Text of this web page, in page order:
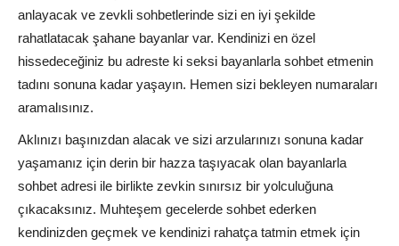
anlayacak ve zevkli sohbetlerinde sizi en iyi şekilde
rahatlatacak şahane bayanlar var. Kendinizi en özel
hissedeceğiniz bu adreste ki seksi bayanlarla sohbet etmenin
tadını sonuna kadar yaşayın. Hemen sizi bekleyen numaraları
aramalısınız.
Aklınızı başınızdan alacak ve sizi arzularınızı sonuna kadar
yaşamanız için derin bir hazza taşıyacak olan bayanlarla
sohbet adresi ile birlikte zevkin sınırsız bir yolculuğuna
çıkacaksınız. Muhteşem gecelerde sohbet ederken
kendinizden geçmek ve kendinizi rahatça tatmin etmek için